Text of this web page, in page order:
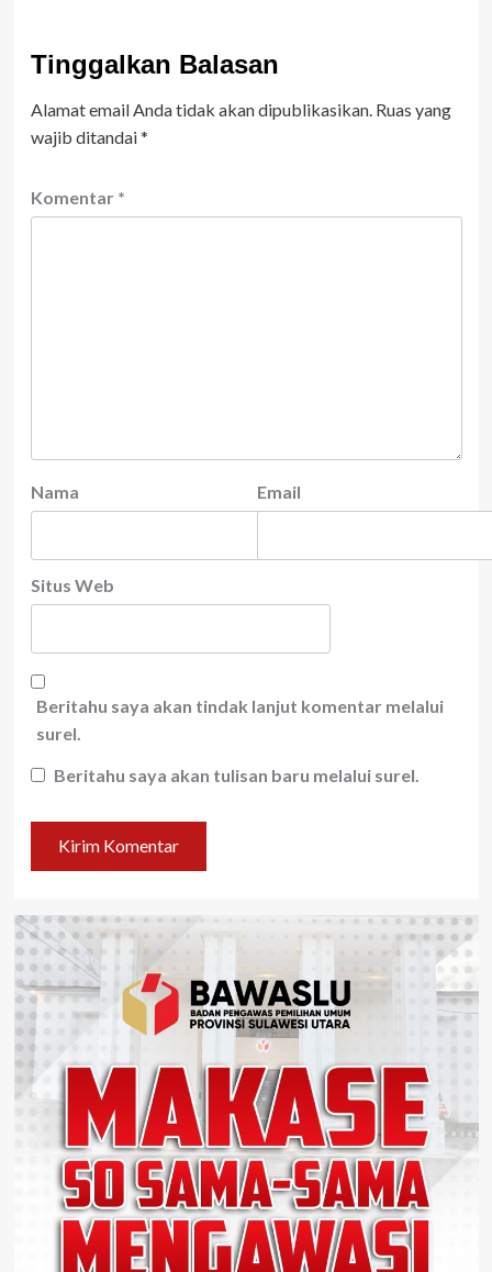
Tinggalkan Balasan
Alamat email Anda tidak akan dipublikasikan. Ruas yang
wajib ditandai*
Komentar *
Nama Email
Situs Web
Beritahu saya akan tindak lanjut komentar melalui
surel.
Beritahu saya akan tulisan baru melalui surel.